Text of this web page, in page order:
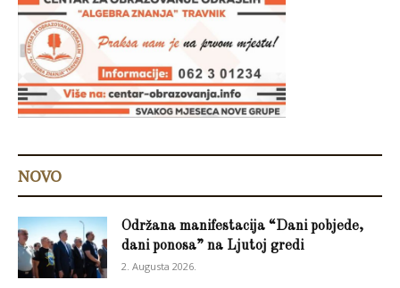
NOVO
Održana manifestacija “Dani pobjede,
dani ponosa” na Ljutoj gredi
2. Augusta 2026.